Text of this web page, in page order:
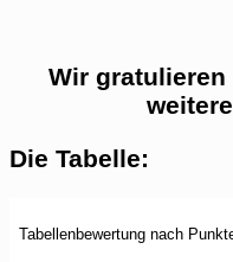
Wir gratulieren
Die Tabelle: